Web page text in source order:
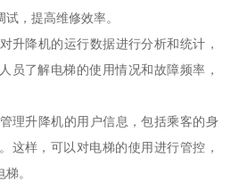
，提高维修效率。
升降机的运行数据进行分析和统计，
员了解电梯的使用情况和故障频率，
理升降机的用户信息，包括乘客的身
这样，可以对电梯的使用进行管控，
。